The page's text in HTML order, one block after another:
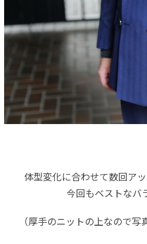
体型変化に合わせて数回ア
今回もベストなバ
（厚手のニットの上なので写